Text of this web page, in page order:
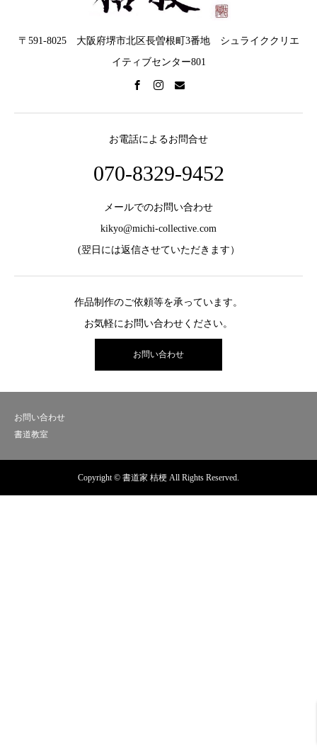
〒591-8025 大阪府堺市北区長曽根町3番地 シュライククリエ
イティブセンター801
お電話によるお問合せ
070-8329-9452
メールでのお問い合わせ
kikyo@michi-collective.com
(翌日には返信させていただきます）
作品制作のご依頼等を承っています。
お気軽にお問い合わせください。
お問い合わせ
お問い合わせ
書道教室
Copyright © 書道家 桔梗 All Rights Reserved.